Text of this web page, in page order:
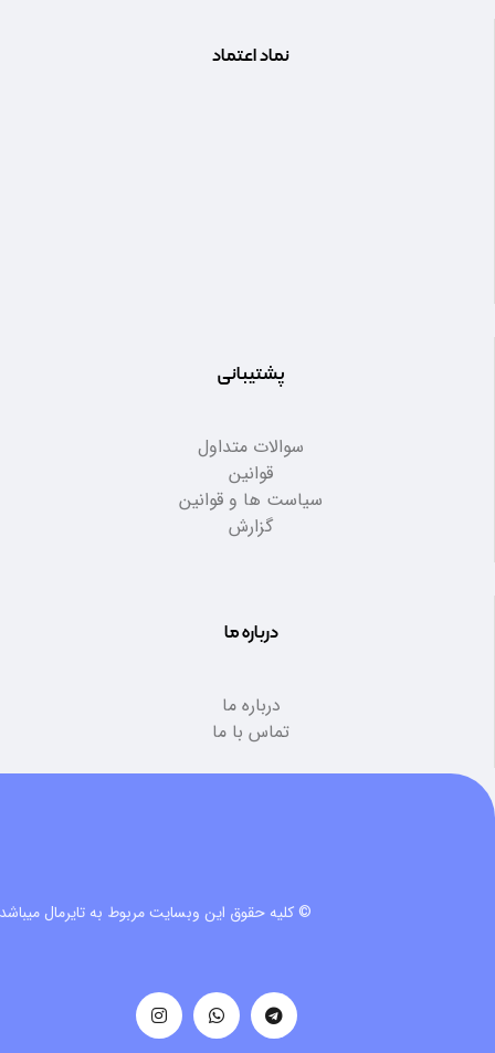
نماد اعتماد
پشتیبانی
سوالات متداول
قوانین
سیاست ها و قوانین
گزارش
درباره ما
درباره ما
تماس با ما
© کلیه حقوق این وبسایت مربوط به تایرمال